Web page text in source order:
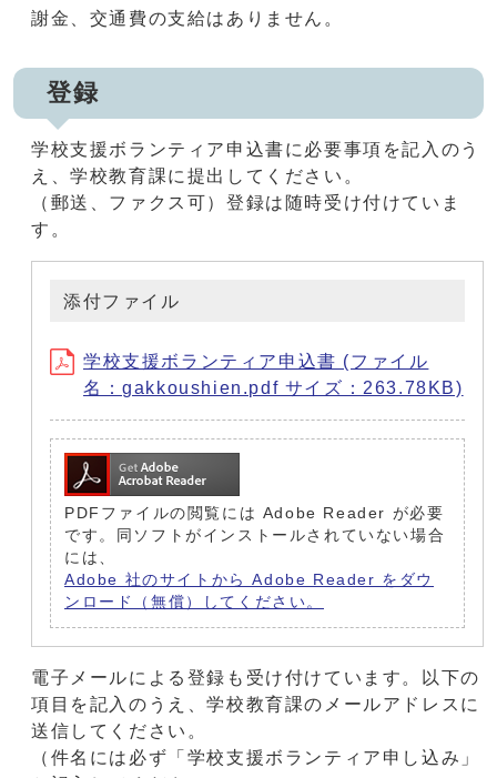
謝金、交通費の支給はありません。
登録
学校支援ボランティア申込書に必要事項を記入のう
え、学校教育課に提出してください。
（郵送、ファクス可）登録は随時受け付けていま
す。
添付ファイル
学校支援ボランティア申込書 (ファイル
名：gakkoushien.pdf サイズ：263.78KB)
PDFファイルの閲覧には Adobe Reader が必要
です。同ソフトがインストールされていない場合
には、
Adobe 社のサイトから Adobe Reader をダウ
ンロード（無償）してください。
電子メールによる登録も受け付けています。以下の
項目を記入のうえ、学校教育課のメールアドレスに
送信してください。
（件名には必ず「学校支援ボランティア申し込み」